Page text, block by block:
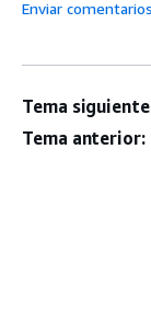
Enviar comentarios
Tema
Tema anterior: